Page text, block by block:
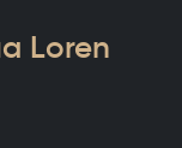
Loren